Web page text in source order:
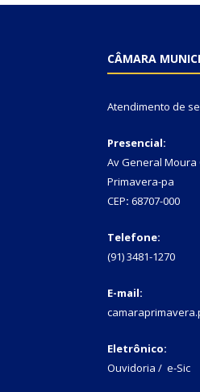
CÂMARA
Atendimento de
Presencial:
Av General Moura
Primavera-pa
CEP: 68707-000
Telefone:
(91) 3481-1270
E-mail:
Eletrônico:
Ouvidoria / e-Sic